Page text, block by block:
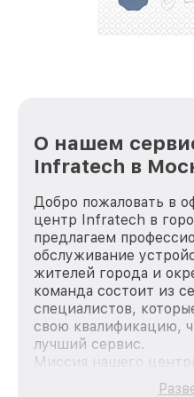
О нашем
Infratech в
Добро пожаловать в
центр Infratech в
предлагаем
обслуживание
жителей города и
команда состоит из
специалистов,
свою квалификацию,
лучший сервис.
Миссия нашего
качественный и